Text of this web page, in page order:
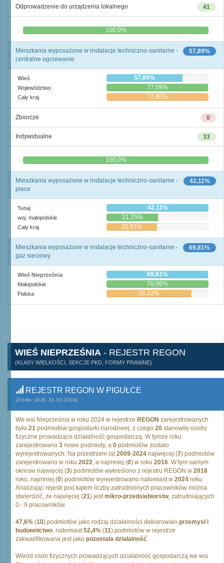
41
Odprowadzenie do urządzenia lokalnego
0,0% 100,0%
57,89%
Mieszkania wyposażone w instalacje techniczno-sanitarne -
centralne ogrzewanie
Wieś 57,89%
Województwo 77,59%
Cały kraj 77,80%
0
Zbiorcze
33
Indywidualne
0,0% 100,0%
42,11%
Mieszkania wyposażone w instalacje techniczno-sanitarne -
piece
Tutaj 42,11%
woj. małopolskie 21,25%
Cały kraj 20,91%
69,81%
Mieszkania wyposażone w instalacje techniczno-sanitarne -
gaz sieciowy
Wieś Nieprześnia 69,81%
Małopolskie 70,06%
Polska 58,32%
WIEŚ NIEPRZEŚNIA - REJESTR REGON
(KLASY WIELKOŚCI, SEKCJE PKD, FORMY PRAWNE)
REJESTR REGON W PIGUŁCE
(Źródło: GUS, 31.XII.2024)
We wsi Nieprześnia w roku 2024 w rejestrze REGON zarejestrowanych
było 21 podmiotów gospodarki narodowej, z czego 20 stanowiły osoby
fizyczne prowadzące działalność gospodarczą. W tymże roku
zarejestrowano 3 nowe podmioty, a 0 podmiotów zostało
wyrejestrowanych. Na przestrzeni lat2009-2024 najwięcej (7) podmiotów
zarejestrowano w roku 2022, a najmniej (0) w roku 2016. W tym samym
okresie najwięcej (3) podmiotów wykreślono z rejestru REGON w 2018
roku, najmniej (0) podmiotów wyrejestrowano natomiast w 2024 roku.
Analizując rejestr pod kątem liczby zatrudnionych pracowników można
stwierdzić, że najwięcej (21) jestmikro-przedsiębiorstw, zatrudniających
0 - 9 pracowników.
47,6% (10) podmiotów jako rodzaj działalności deklarowało przemysł i
budownictwo, natomiast52,4% (11) podmiotów w rejestrze
zakwalifikowana jest jako pozostała działalność.
Wśród osób fizycznych prowadzących działalność gospodarczą we wsi